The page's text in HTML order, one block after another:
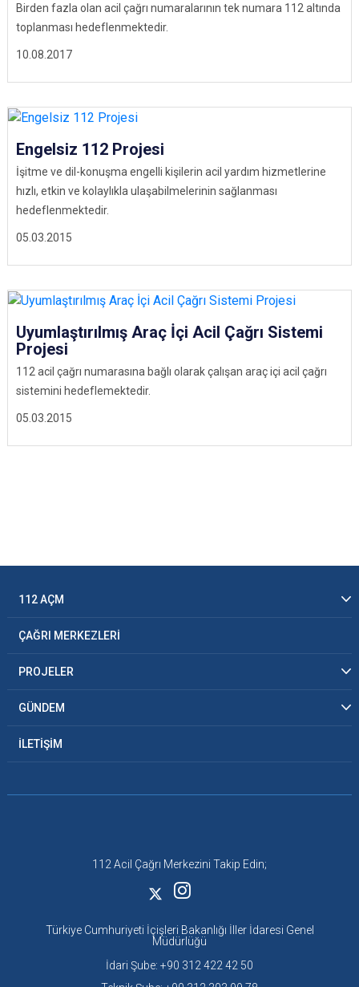
10.08.2017
Birden fazla olan acil çağrı numaralarının tek numara 112 altında
toplanması hedeflenmektedir.
05.03.2015
Engelsiz 112 Projesi
İşitme ve dil-konuşma engelli kişilerin acil yardım hizmetlerine
hızlı, etkin ve kolaylıkla ulaşabilmelerinin sağlanması
hedeflenmektedir.
05.03.2015
Uyumlaştırılmış Araç İçi Acil Çağrı Sistemi
Projesi
112 acil çağrı numarasına bağlı olarak çalışan araç içi acil çağrı
sistemini hedeflemektedir.
112 AÇM
ÇAĞRI MERKEZLERİ
PROJELER
GÜNDEM
İLETİŞİM
112 Acil Çağrı Merkezini Takip Edin;
Türkiye Cumhuriyeti İçişleri Bakanlığı İller İdaresi Genel
Müdürlüğü
İdari Şube: +90 312 422 42 50